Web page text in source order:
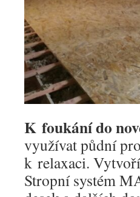
K foukání do
využívat půdní
k relaxaci.
Stropní systém